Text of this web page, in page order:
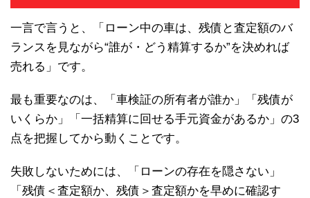
一言で言うと、「ローン中の車は、残債と査定額のバ
ランスを見ながら“誰が・どう精算するか”を決めれば
売れる」です。
最も重要なのは、「車検証の所有者が誰か」「残債が
いくらか」「一括精算に回せる手元資金があるか」の3
点を把握してから動くことです。
失敗しないためには、「ローンの存在を隠さない」
「残債＜査定額か、残債＞査定額かを早めに確認す